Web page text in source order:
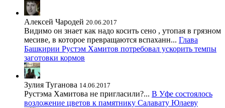
Алексей Чародей 20.06.2017
Видимо он знает как надо косить сено , утопая в грязном
месиве, в которое превращаются вспаханн... Глава
Башкирии Рустэм Хамитов потребовал ускорить темпы
заготовки кормов
Зулия Туганова 14.06.2017
Рустэма Хамитова не пригласили?... В Уфе состоялось
возложение цветов к памятнику Салавату Юлаеву